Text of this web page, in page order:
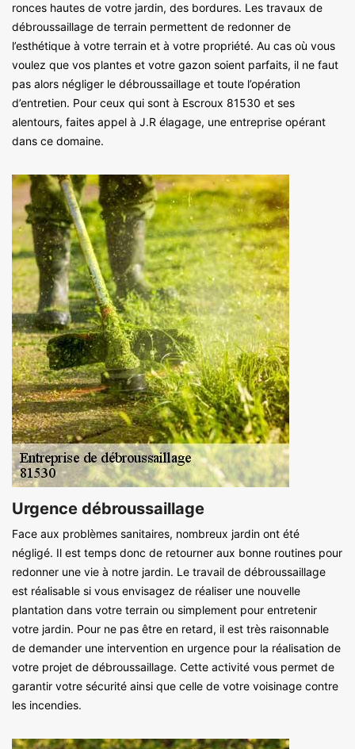
ronces hautes de votre jardin, des bordures. Les travaux de
débroussaillage de terrain permettent de redonner de
l’esthétique à votre terrain et à votre propriété. Au cas où vous
voulez que vos plantes et votre gazon soient parfaits, il ne faut
pas alors négliger le débroussaillage et toute l’opération
d’entretien. Pour ceux qui sont à Escroux 81530 et ses
alentours, faites appel à J.R élagage, une entreprise opérant
dans ce domaine.
Urgence débroussaillage
Face aux problèmes sanitaires, nombreux jardin ont été
négligé. Il est temps donc de retourner aux bonne routines pour
redonner une vie à notre jardin. Le travail de débroussaillage
est réalisable si vous envisagez de réaliser une nouvelle
plantation dans votre terrain ou simplement pour entretenir
votre jardin. Pour ne pas être en retard, il est très raisonnable
de demander une intervention en urgence pour la réalisation de
votre projet de débroussaillage. Cette activité vous permet de
garantir votre sécurité ainsi que celle de votre voisinage contre
les incendies.